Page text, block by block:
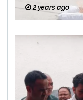
2 years ago